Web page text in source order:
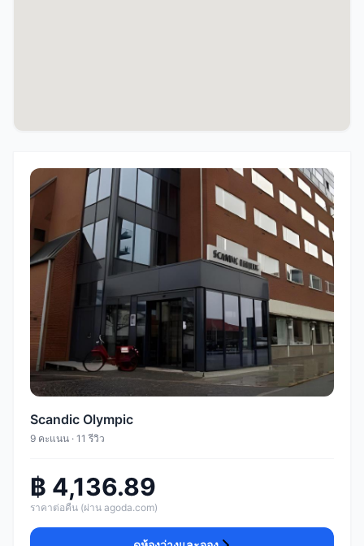
Scandic Olympic
9 คะแนน · 11 รีวิว
฿ 4,136.89
ราคาต่อคืน (ผ่าน agoda.com)